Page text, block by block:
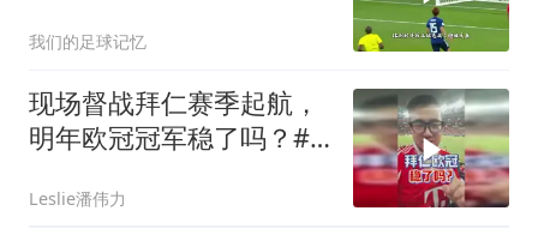
我们的足球记忆
现场督战拜仁赛季起航，
明年欧冠冠军稳了吗？#
香港行 #潘伟力
Leslie潘伟力